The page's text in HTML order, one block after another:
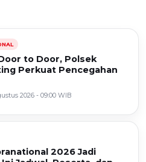
to Door, Polsek
Perkuat Pencegahan
2026 - 09:00 WIB
2026 Jadi